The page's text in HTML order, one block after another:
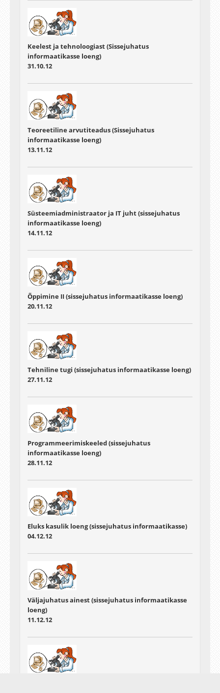
Keelest ja tehnoloogiast (Sissejuhatus
informaatikasse loeng)
31.10.12
Teoreetiline arvutiteadus (Sissejuhatus
informaatikasse loeng)
13.11.12
Süsteemiadministraator ja IT juht (sissejuhatus
informaatikasse loeng)
14.11.12
Õppimine II (sissejuhatus informaatikasse loeng)
20.11.12
Tehniline tugi (sissejuhatus informaatikasse loeng)
27.11.12
Programmeerimiskeeled (sissejuhatus
informaatikasse loeng)
28.11.12
Eluks kasulik loeng (sissejuhatus informaatikasse)
04.12.12
Väljajuhatus ainest (sissejuhatus informaatikasse
loeng)
11.12.12